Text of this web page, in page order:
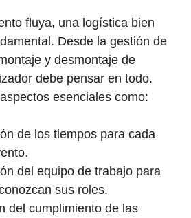
fluya, una logística bien
Desde la gestión de
y desmontaje de
debe pensar en todo.
esenciales como:
de los tiempos para cada
del equipo de trabajo para
sus roles.
del cumplimiento de las